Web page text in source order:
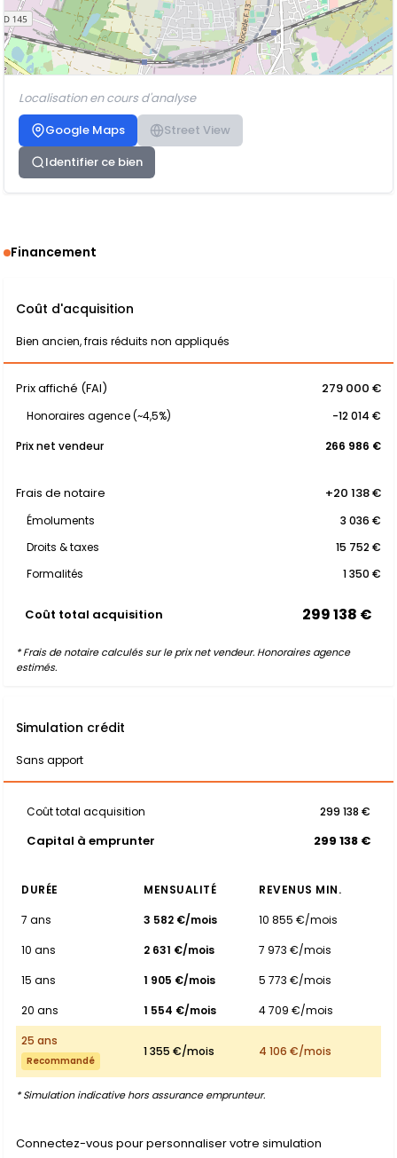
Localisation en cours d'analyse
Google Maps
Street View
Identifier ce bien
Financement
Coût d'acquisition
Bien ancien, frais réduits non appliqués
Prix affiché (FAI) 279 000 €
Honoraires agence (~4,5%)
-12 014 €
Prix net vendeur
266 986 €
Frais de notaire +20 138 €
Émoluments
3 036 €
Droits & taxes
15 752 €
Formalités
1 350 €
Coût total acquisition 299 138 €
* Frais de notaire calculés sur le prix net vendeur. Honoraires agence
estimés.
Simulation crédit
Sans apport
Coût total acquisition 299 138 €
Capital à emprunter 299 138 €
DURÉE MENSUALITÉ
REVENUS MIN.
7 ans
3 582 €/mois
10 855 €/mois
10 ans
2 631 €/mois
7 973 €/mois
15 ans
1 905 €/mois
5 773 €/mois
20 ans
1 554 €/mois
4 709 €/mois
25 ans
Recommandé
1 355 €/mois 4 106 €/mois
* Simulation indicative hors assurance emprunteur.
Connectez-vous pour personnaliser votre simulation